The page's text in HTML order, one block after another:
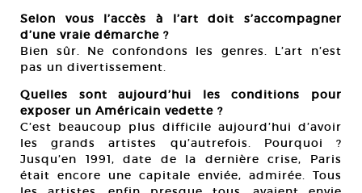
Selon vous l’accès à l’art doit s’accompagner
d’une vraie démarche ?
Bien sûr. Ne confondons les genres. L’art n’est
pas un divertissement.
Quelles sont aujourd’hui les conditions pour
exposer un Américain vedette ?
C’est beaucoup plus difficile aujourd’hui d’avoir
les grands artistes qu’autrefois. Pourquoi ?
Jusqu’en 1991, date de la dernière crise, Paris
était encore une capitale enviée, admirée. Tous